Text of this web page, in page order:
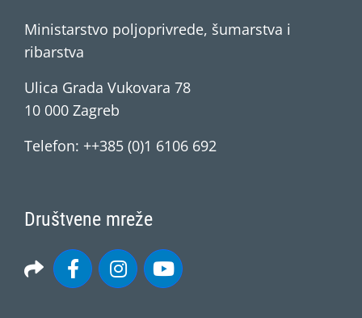
Ministarstvo poljoprivrede, šumarstva i
ribarstva
Ulica Grada Vukovara 78
10 000 Zagreb
Telefon: ++385 (0)1 6106 692
Društvene mreže